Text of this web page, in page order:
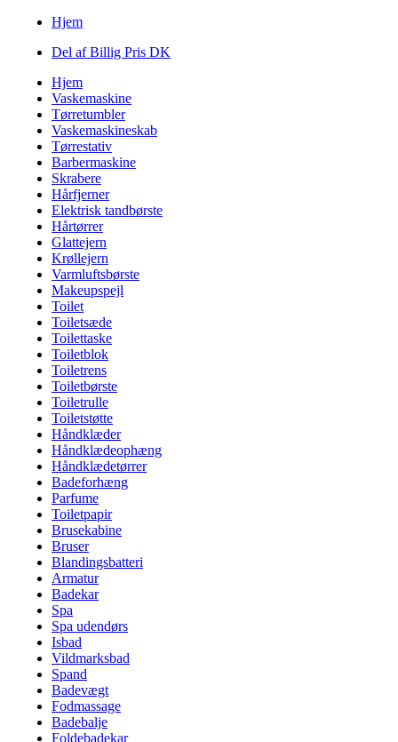
Hjem
Del af Billig Pris DK
Hjem
Vaskemaskine
Tørretumbler
Vaskemaskineskab
Tørrestativ
Barbermaskine
Skrabere
Hårfjerner
Elektrisk tandbørste
Hårtørrer
Glattejern
Krøllejern
Varmluftsbørste
Makeupspejl
Toilet
Toiletsæde
Toilettaske
Toiletblok
Toiletrens
Toiletbørste
Toiletrulle
Toiletstøtte
Håndklæder
Håndklædeophæng
Håndklædetørrer
Badeforhæng
Parfume
Toiletpapir
Brusekabine
Bruser
Blandingsbatteri
Armatur
Badekar
Spa
Spa udendørs
Isbad
Vildmarksbad
Spand
Badevægt
Fodmassage
Badebalje
Foldebadekar